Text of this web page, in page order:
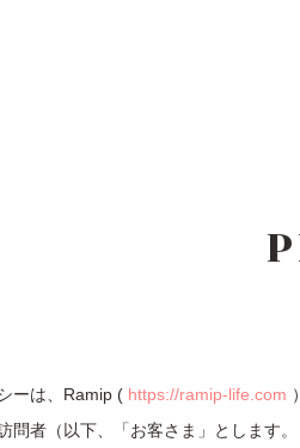
ーは、Ramip ( https://ramip-life.com
問者（以下、「お客さま」とします